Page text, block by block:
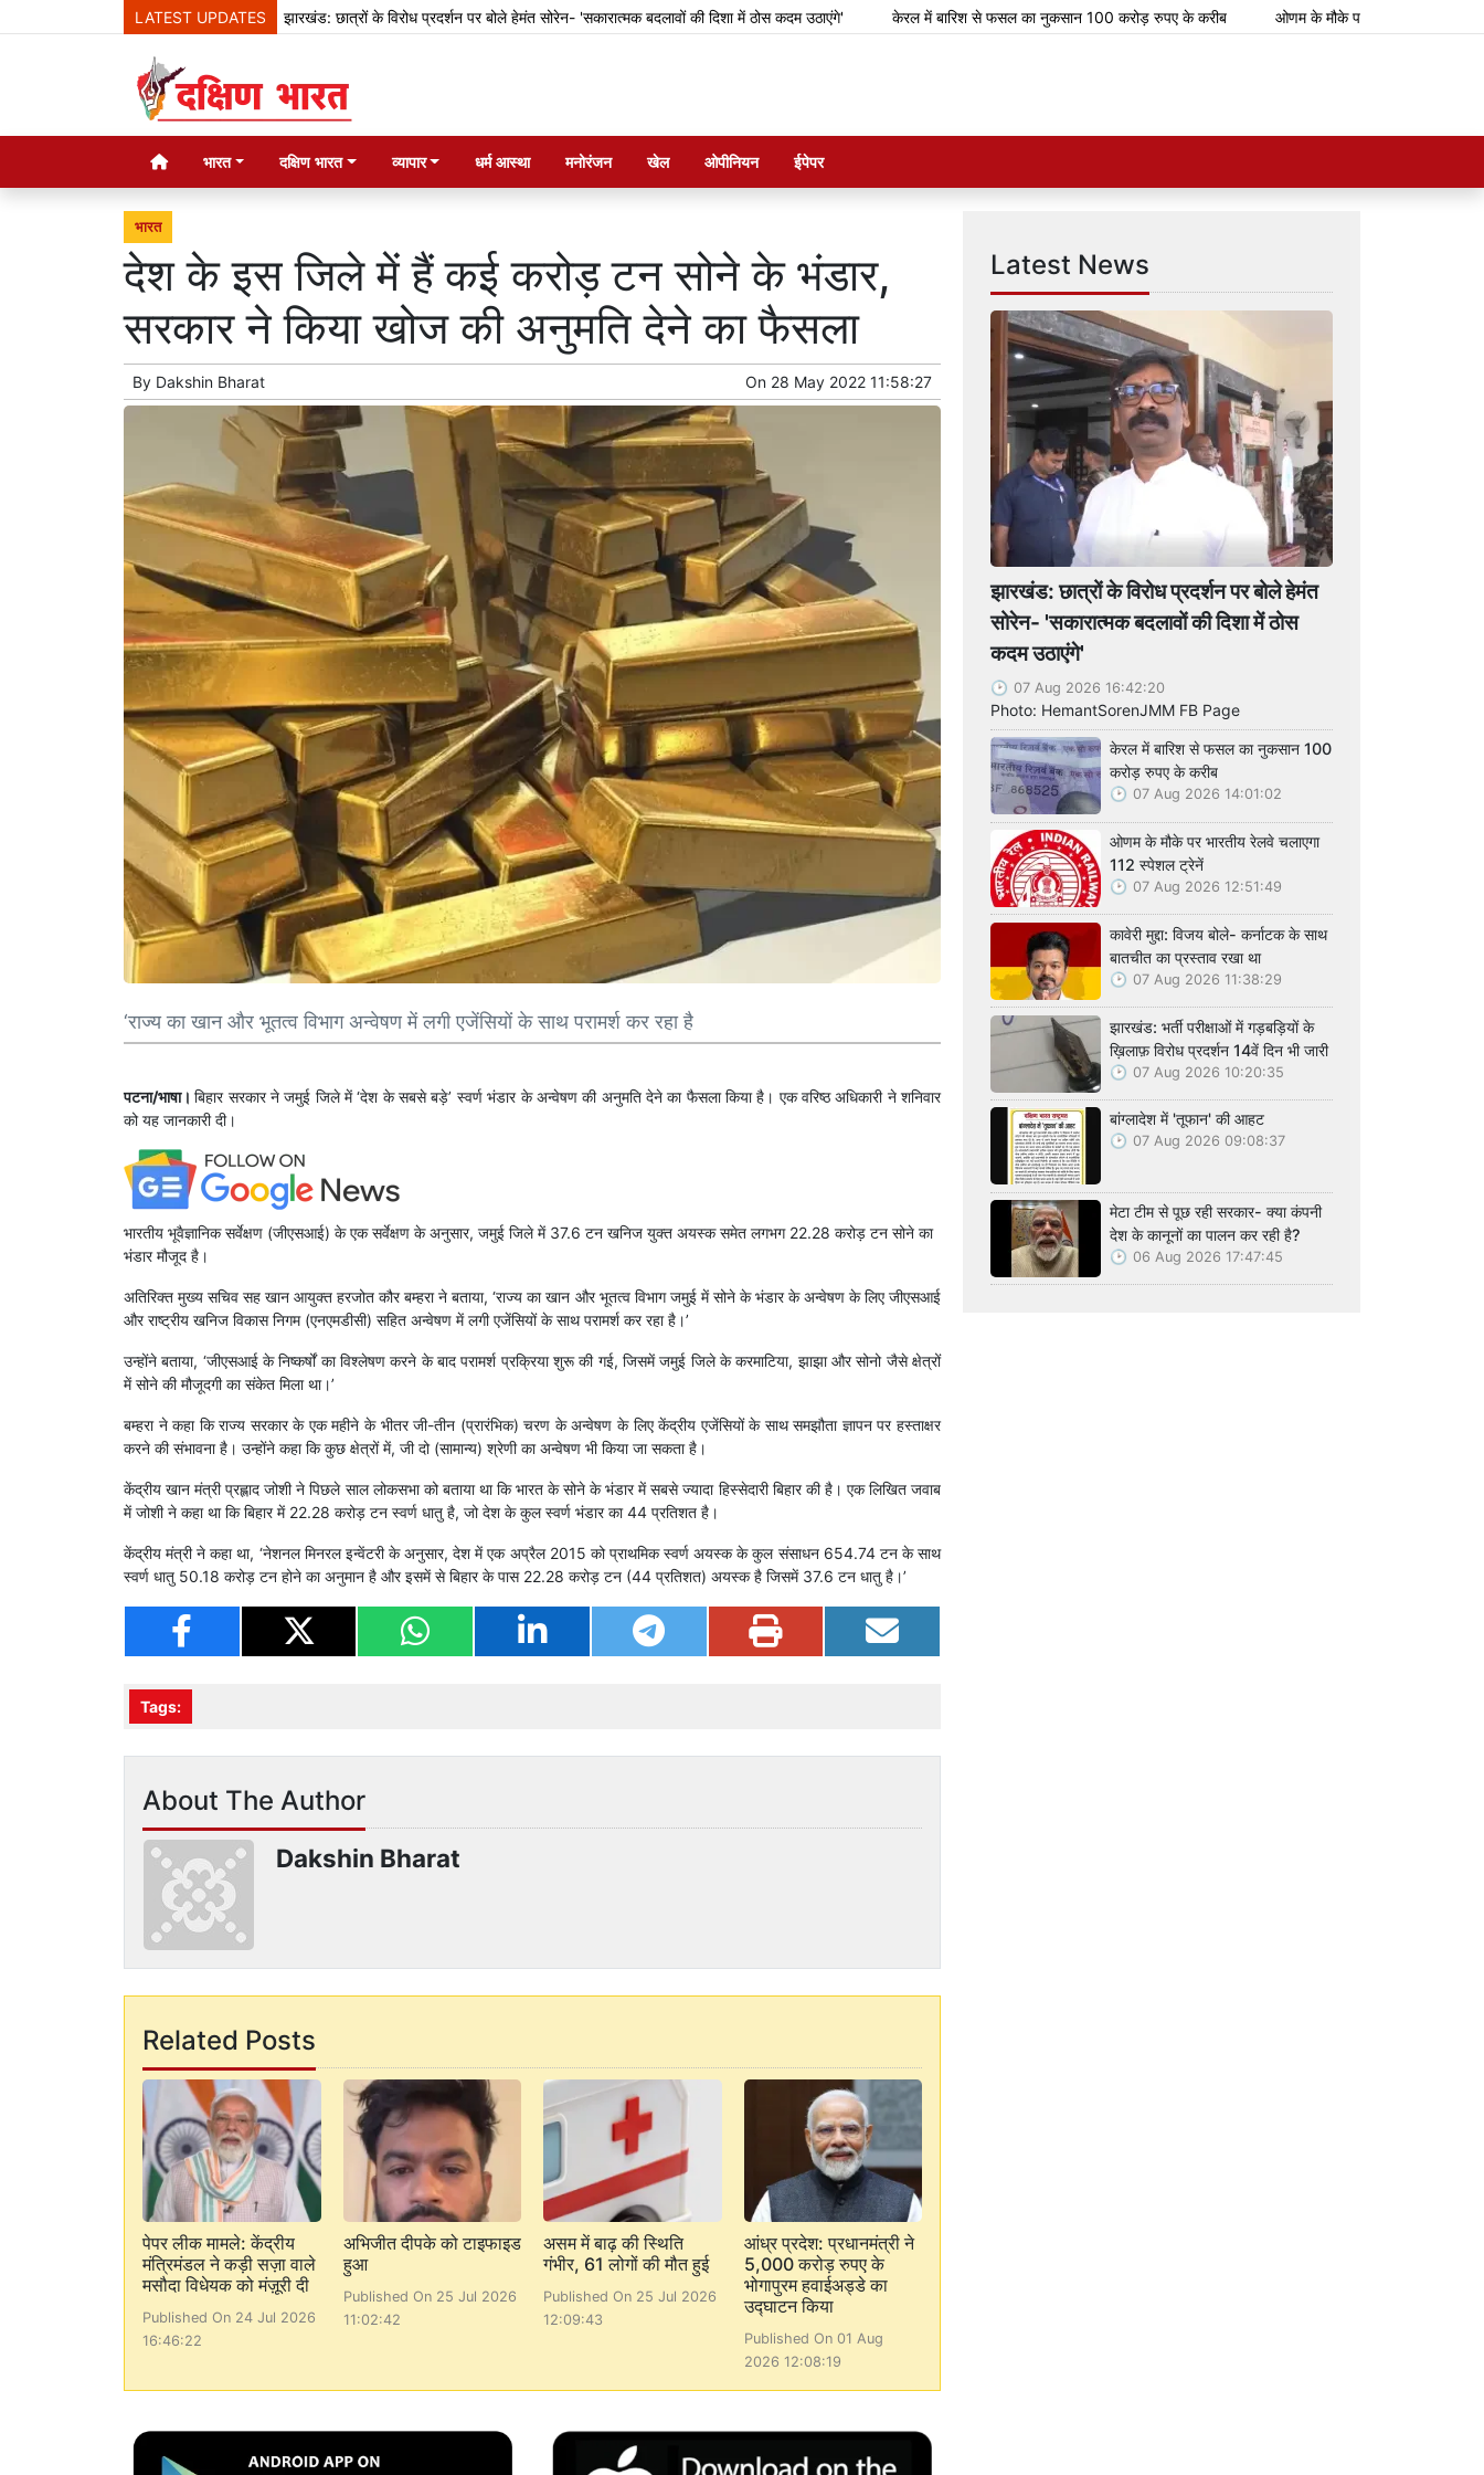
LATEST UPDATESझारखंड: छात्रों के विरोध प्रदर्शन पर बोले हेमंत सोरेन- 'सकारात्मक बदलावों की दिशा में ठोस कदम उठाएंगे' केरल में बारिश से फसल का नुकसान 100 करोड़ रुपए के करीब ओणम के मौके पर भारतीय रेलवे चलाएगा 112
भारत दक्षिण भारत व्यापार धर्म आस्था मनोरंजन खेल ओपीनियन ईपेपर
भारत
देश के इस जिले में हैं कई करोड़ टन सोने के भंडार,
सरकार ने किया खोज की अनुमति देने का फैसला
By Dakshin Bharat On 28 May 2022 11:58:27
‘राज्य का खान और भूतत्व विभाग अन्वेषण में लगी एजेंसियों के साथ परामर्श कर रहा है
पटना/भाषा।बिहार सरकार ने जमुई जिले में ‘देश के सबसे बड़े’ स्वर्ण भंडार के अन्वेषण की अनुमति देने का फैसला किया है। एक वरिष्ठ अधिकारी ने शनिवार
को यह जानकारी दी।
भारतीय भूवैज्ञानिक सर्वेक्षण (जीएसआई) के एक सर्वेक्षण के अनुसार, जमुई जिले में 37.6 टन खनिज युक्त अयस्क समेत लगभग 22.28 करोड़ टन सोने का
भंडार मौजूद है।
अतिरिक्त मुख्य सचिव सह खान आयुक्त हरजोत कौर बम्हरा ने बताया, ‘राज्य का खान और भूतत्व विभाग जमुई में सोने के भंडार के अन्वेषण के लिए जीएसआई
और राष्ट्रीय खनिज विकास निगम (एनएमडीसी) सहित अन्वेषण में लगी एजेंसियों के साथ परामर्श कर रहा है।’
उन्होंने बताया, ‘जीएसआई के निष्कर्षों का विश्लेषण करने के बाद परामर्श प्रक्रिया शुरू की गई, जिसमें जमुई जिले के करमाटिया, झाझा और सोनो जैसे क्षेत्रों
में सोने की मौजूदगी का संकेत मिला था।’
बम्हरा ने कहा कि राज्य सरकार के एक महीने के भीतर जी-तीन (प्रारंभिक) चरण के अन्वेषण के लिए केंद्रीय एजेंसियों के साथ समझौता ज्ञापन पर हस्ताक्षर
करने की संभावना है। उन्होंने कहा कि कुछ क्षेत्रों में, जी दो (सामान्य) श्रेणी का अन्वेषण भी किया जा सकता है।
केंद्रीय खान मंत्री प्रह्लाद जोशी ने पिछले साल लोकसभा को बताया था कि भारत के सोने के भंडार में सबसे ज्यादा हिस्सेदारी बिहार की है। एक लिखित जवाब
में जोशी ने कहा था कि बिहार में 22.28 करोड़ टन स्वर्ण धातु है, जो देश के कुल स्वर्ण भंडार का 44 प्रतिशत है।
केंद्रीय मंत्री ने कहा था, ‘नेशनल मिनरल इन्वेंटरी के अनुसार, देश में एक अप्रैल 2015 को प्राथमिक स्वर्ण अयस्क के कुल संसाधन 654.74 टन के साथ
स्वर्ण धातु 50.18 करोड़ टन होने का अनुमान है और इसमें से बिहार के पास 22.28 करोड़ टन (44 प्रतिशत) अयस्क है जिसमें 37.6 टन धातु है।’
Tags:
About The Author
Dakshin Bharat
Related Posts
पेपर लीक मामले: केंद्रीय
मंत्रिमंडल ने कड़ी सज़ा वाले
मसौदा विधेयक को मंज़ूरी दी
Published On 24 Jul 2026
16:46:22
अभिजीत दीपके को टाइफाइड
हुआ
Published On 25 Jul 2026
11:02:42
असम में बाढ़ की स्थिति
गंभीर, 61 लोगों की मौत हुई
Published On 25 Jul 2026
12:09:43
आंध्र प्रदेश: प्रधानमंत्री ने
5,000 करोड़ रुपए के
भोगापुरम हवाईअड्डे का
उद्घाटन किया
Published On 01 Aug
2026 12:08:19
Latest News
झारखंड: छात्रों के विरोध प्रदर्शन पर बोले हेमंत
सोरेन- 'सकारात्मक बदलावों की दिशा में ठोस
कदम उठाएंगे'
07 Aug 2026 16:42:20
Photo: HemantSorenJMM FB Page
केरल में बारिश से फसल का नुकसान 100
करोड़ रुपए के करीब
07 Aug 2026 14:01:02
ओणम के मौके पर भारतीय रेलवे चलाएगा
112 स्पेशल ट्रेनें
07 Aug 2026 12:51:49
कावेरी मुद्दा: विजय बोले- कर्नाटक के साथ
बातचीत का प्रस्ताव रखा था
07 Aug 2026 11:38:29
झारखंड: भर्ती परीक्षाओं में गड़बड़ियों के
ख़िलाफ़ विरोध प्रदर्शन 14वें दिन भी जारी
07 Aug 2026 10:20:35
बांग्लादेश में 'तूफान' की आहट
07 Aug 2026 09:08:37
मेटा टीम से पूछ रही सरकार- क्या कंपनी
देश के कानूनों का पालन कर रही है?
06 Aug 2026 17:47:45